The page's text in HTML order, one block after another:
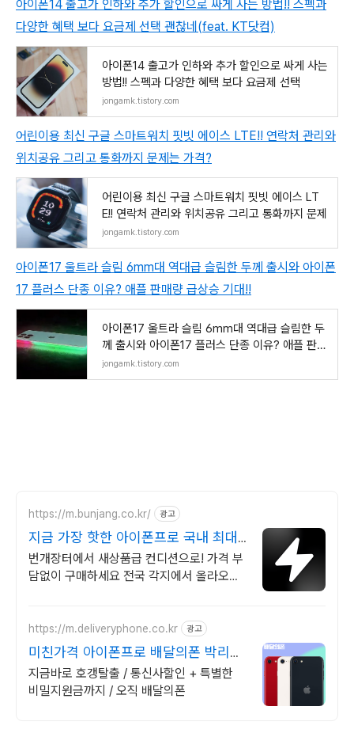
아이폰14 출고가 인하와 추가 할인으로 싸게 사는 방법!! 스펙과
다양한 혜택 보다 요금제 선택 괜찮네(feat. KT닷컴)
아이폰14 출고가 인하와 추가 할인으로 싸게 사는
방법!! 스펙과 다양한 혜택 보다 요금제 선택
jongamk.tistory.com
어린이용 최신 구글 스마트워치 핏빗 에이스 LTE!! 연락처 관리와
위치공유 그리고 통화까지 문제는 가격?
어린이용 최신 구글 스마트워치 핏빗 에이스 LT
E!! 연락처 관리와 위치공유 그리고 통화까지 문제
jongamk.tistory.com
아이폰17 울트라 슬림 6mm대 역대급 슬림한 두께 출시와 아이폰
17 플러스 단종 이유? 애플 판매량 급상승 기대!!
아이폰17 울트라 슬림 6mm대 역대급 슬림한 두
께 출시와 아이폰17 플러스 단종 이유? 애플 판매
량
jongamk.tistory.com
https://m.bunjang.co.kr/ 광고
지금 가장 핫한 아이폰프로 국내 최대
브랜드 중고거래
번개장터에서 새상품급 컨디션으로! 가격 부
담없이 구매하세요 전국 각지에서 올라오는
https://m.deliveryphone.co.kr 광고
미친가격 아이폰프로 배달의폰 박리다
매! 무조건 더 할인!
지금바로 호갱탈출 / 통신사할인 + 특별한
비밀지원금까지 / 오직 배달의폰